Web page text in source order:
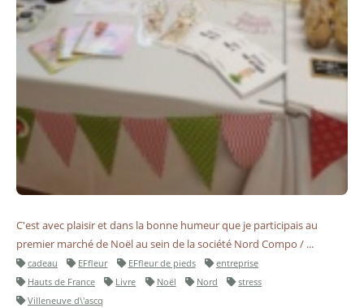
C'est avec plaisir et dans la bonne humeur que je participais au
premier marché de Noël au sein de la société Nord Compo / ...
cadeau EFfleur EFfleur de pieds
entreprise
Hauts de France
Livre Noël Nord
stress
Villeneuve d\'ascq